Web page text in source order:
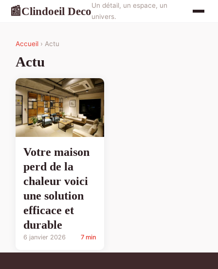
📰Clindoeil DecoUn détail, un espace, un
univers.
Accueil › Actu
Actu
Votre maison
perd de la
chaleur voici
une solution
efficace et
durable
6 janvier 2026 7 min